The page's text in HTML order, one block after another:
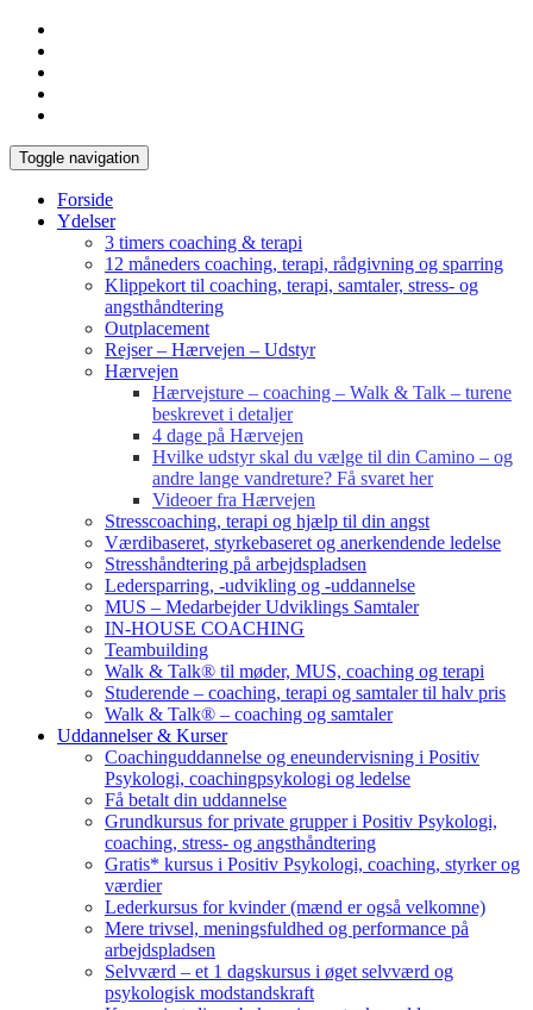
Toggle navigation
Forside
Ydelser
3 timers coaching & terapi
12 måneders coaching, terapi, rådgivning og sparring
Klippekort til coaching, terapi, samtaler, stress- og
angsthåndtering
Outplacement
Rejser – Hærvejen – Udstyr
Hærvejen
Hærvejsture – coaching – Walk & Talk – turene
beskrevet i detaljer
4 dage på Hærvejen
Hvilke udstyr skal du vælge til din Camino – og
andre lange vandreture? Få svaret her
Videoer fra Hærvejen
Stresscoaching, terapi og hjælp til din angst
Værdibaseret, styrkebaseret og anerkendende ledelse
Stresshåndtering på arbejdspladsen
Ledersparring, -udvikling og -uddannelse
MUS – Medarbejder Udviklings Samtaler
IN-HOUSE COACHING
Teambuilding
Walk & Talk® til møder, MUS, coaching og terapi
Studerende – coaching, terapi og samtaler til halv pris
Walk & Talk® – coaching og samtaler
Uddannelser & Kurser
Coachinguddannelse og eneundervisning i Positiv
Psykologi, coachingpsykologi og ledelse
Få betalt din uddannelse
Grundkursus for private grupper i Positiv Psykologi,
coaching, stress- og angsthåndtering
Gratis* kursus i Positiv Psykologi, coaching, styrker og
værdier
Lederkursus for kvinder (mænd er også velkomne)
Mere trivsel, meningsfuldhed og performance på
arbejdspladsen
Selvværd – et 1 dagskursus i øget selvværd og
psykologisk modstandskraft